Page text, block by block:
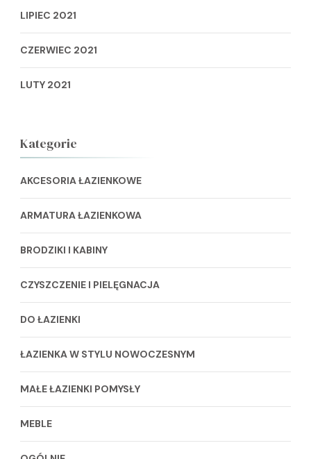
LIPIEC 2021
CZERWIEC 2021
LUTY 2021
Kategorie
AKCESORIA ŁAZIENKOWE
ARMATURA ŁAZIENKOWA
BRODZIKI I KABINY
CZYSZCZENIE I PIELĘGNACJA
DO ŁAZIENKI
ŁAZIENKA W STYLU NOWOCZESNYM
MAŁE ŁAZIENKI POMYSŁY
MEBLE